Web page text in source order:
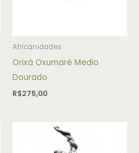
Africanidades
Orixá Oxumaré Medio
Dourado
R$275,00